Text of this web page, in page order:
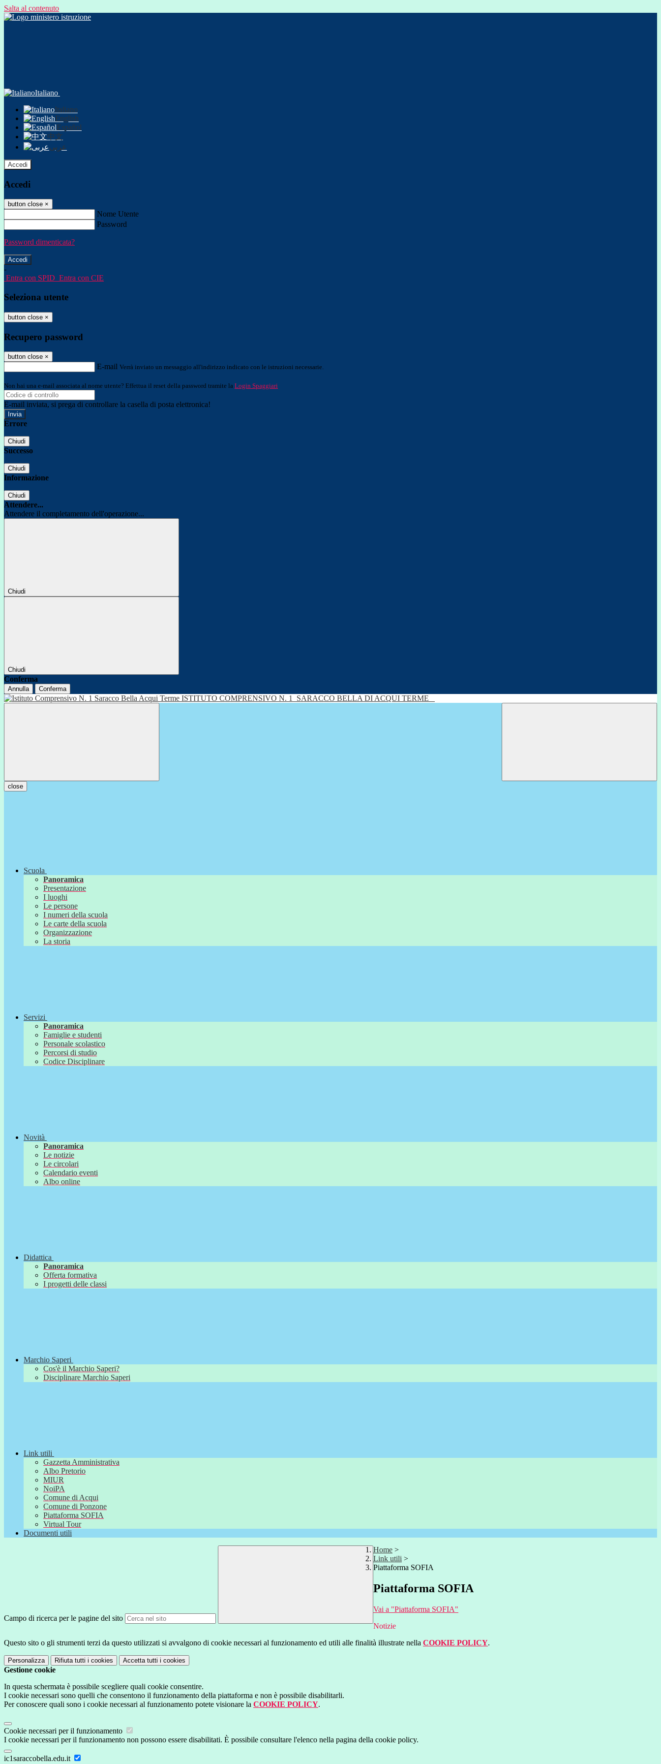
Salta al contenuto
Italiano
Italiano
English
Español
中文
عربى
Accedi
Accedi
button close ×
Nome Utente
Password
Password dimenticata?
-
Entra con SPID Entra con CIE
Seleziona utente
button close ×
Recupero password
button close ×
E-mail Verrà inviato un messaggio all'indirizzo indicato con le istruzioni necessarie.
Non hai una e-mail associata al nome utente? Effettua il reset della password tramite la Login Spaggiari
E-mail inviata, si prega di controllare la casella di posta elettronica!
Errore
Chiudi
Successo
Chiudi
Informazione
Chiudi
Attendere...
Attendere il completamento dell'operazione...
Chiudi
Chiudi
Conferma
Annulla Conferma
ISTITUTO COMPRENSIVO N. 1 SARACCO BELLA DI ACQUI TERME
close
Scuola
Panoramica
Presentazione
I luoghi
Le persone
I numeri della scuola
Le carte della scuola
Organizzazione
La storia
Servizi
Panoramica
Famiglie e studenti
Personale scolastico
Percorsi di studio
Codice Disciplinare
Novità
Panoramica
Le notizie
Le circolari
Calendario eventi
Albo online
Didattica
Panoramica
Offerta formativa
I progetti delle classi
Marchio Saperi
Cos'è il Marchio Saperi?
Disciplinare Marchio Saperi
Link utili
Gazzetta Amministrativa
Albo Pretorio
MIUR
NoiPA
Comune di Acqui
Comune di Ponzone
Piattaforma SOFIA
Virtual Tour
Documenti utili
Campo di ricerca per le pagine del sito
Home >
Link utili >
Piattaforma SOFIA
Piattaforma SOFIA
Vai a "Piattaforma SOFIA"
Notizie
Questo sito o gli strumenti terzi da questo utilizzati si avvalgono di cookie necessari al funzionamento ed utili alle finalità illustrate nella COOKIE POLICY.
Personalizza Rifiuta tutti i cookies Accetta tutti i cookies
Gestione cookie
In questa schermata è possibile scegliere quali cookie consentire.
I cookie necessari sono quelli che consentono il funzionamento della piattaforma e non è possibile disabilitarli.
Per conoscere quali sono i cookie necessari al funzionamento potete visionare la COOKIE POLICY.
Cookie necessari per il funzionamento
I cookie necessari per il funzionamento non possono essere disabilitati. È possibile consultare l'elenco nella pagina della cookie policy.
ic1saraccobella.edu.it